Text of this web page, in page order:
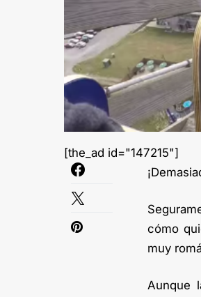
[the_ad id="147215"]
cómo
muy
Aunque